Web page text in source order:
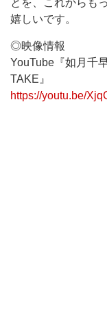
とを、これからも
嬉しいです。
◎映像情報
YouTube『如月千
TAKE』
https://youtu.be/